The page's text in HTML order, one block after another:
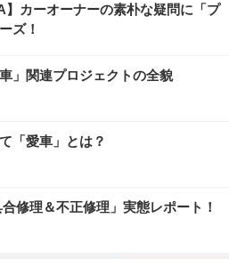
】カーオーナーの素朴な疑問に「プ
ズ！
」関連プロジェクトの全貌
「愛車」とは？
修理＆不正修理」実態レポート！